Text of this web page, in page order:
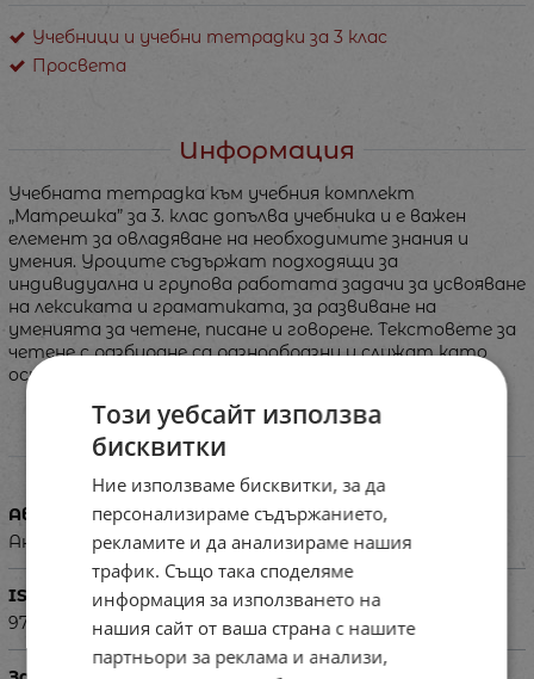
Учебници и учебни тетрадки за 3 клас
Просвета
Информация
Учебната тетрадка към учебния комплект
„Матрeшка” за 3. клас допълва учебника и е важен
елемент за овладяване на необходимите знания и
умения. Уроците съдържат подходящи за
индивидуална и групова работата задачи за усвояване
на лексиката и граматиката, за развиване на
уменията за четене, писане и говорене. Текстовете за
четене с разбиране са разнообразни и служат като
основа за продуциране на собствен текст.
Характеристики
Автор
Анна Деянова-Атанасова, Антония Радкова
ISBN
9789540135984
Този уебсайт използва
бисквитки
Ние използваме бисквитки, за да
персонализираме съдържанието,
рекламите и да анализираме нашия
трафик. Също така споделяме
информация за използването на
нашия сайт от ваша страна с нашите
партньори за реклама и анализи,